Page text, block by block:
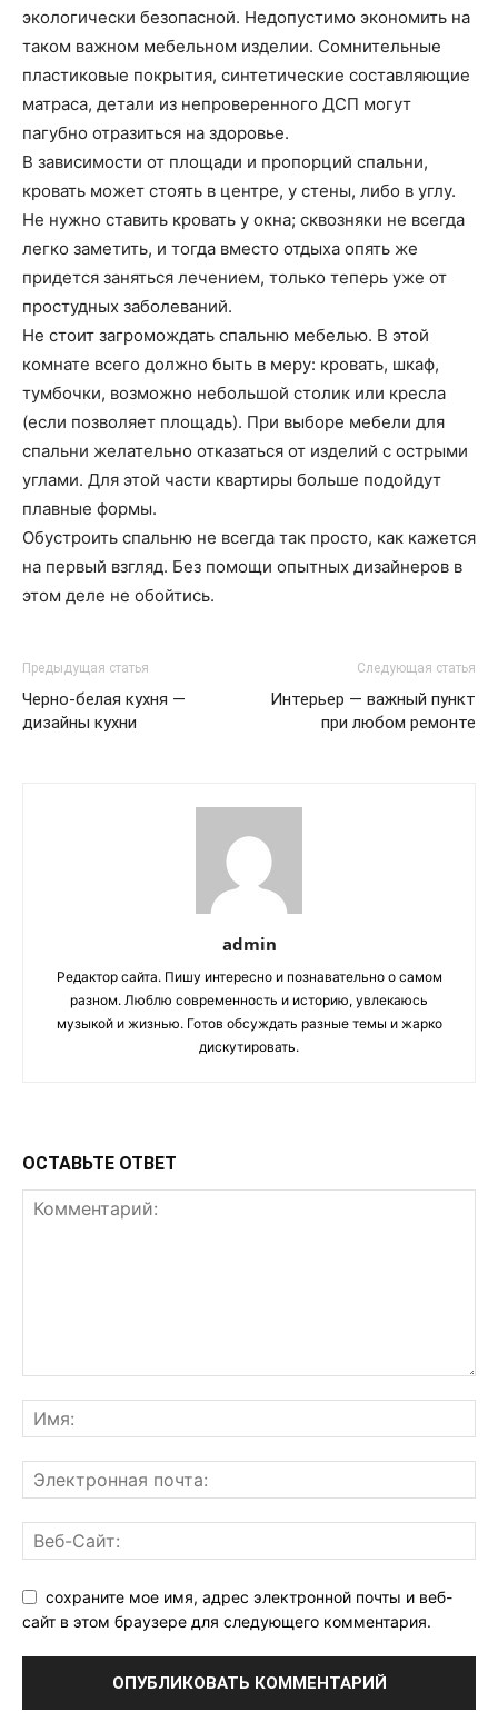
экологически безопасной. Недопустимо экономить на
таком важном мебельном изделии. Сомнительные
пластиковые покрытия, синтетические составляющие
матраса, детали из непроверенного ДСП могут
пагубно отразиться на здоровье.
В зависимости от площади и пропорций спальни,
кровать может стоять в центре, у стены, либо в углу.
Не нужно ставить кровать у окна; сквозняки не всегда
легко заметить, и тогда вместо отдыха опять же
придется заняться лечением, только теперь уже от
простудных заболеваний.
Не стоит загромождать спальню мебелью. В этой
комнате всего должно быть в меру: кровать, шкаф,
тумбочки, возможно небольшой столик или кресла
(если позволяет площадь). При выборе мебели для
спальни желательно отказаться от изделий с острыми
углами. Для этой части квартиры больше подойдут
плавные формы.
Обустроить спальню не всегда так просто, как кажется
на первый взгляд. Без помощи опытных дизайнеров в
этом деле не обойтись.
Предыдущая статья
Черно-белая кухня —
дизайны кухни
Следующая статья
Интерьер — важный пункт
при любом ремонте
admin
Редактор сайта. Пишу интересно и познавательно о самом
разном. Люблю современность и историю, увлекаюсь
музыкой и жизнью. Готов обсуждать разные темы и жарко
дискутировать.
ОСТАВЬТЕ ОТВЕТ
сохраните мое имя, адрес электронной почты и веб-
сайт в этом браузере для следующего комментария.